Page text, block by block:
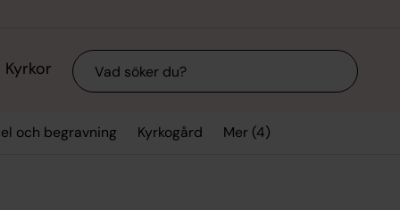
Kyrkor Sök
och begravning Kyrkogård Mer (4)